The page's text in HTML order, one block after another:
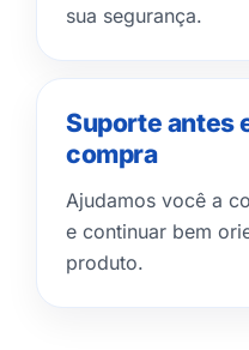
sua segurança.
Suporte antes
compra
Ajudamos você a
e continuar bem
produto.